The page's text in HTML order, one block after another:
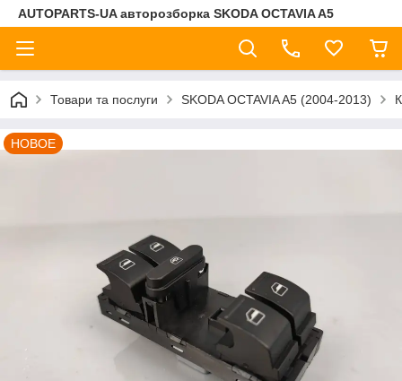
AUTOPARTS-UA авторозборка SKODA OCTAVIA A5
Товари та послуги SKODA OCTAVIA A5 (2004-2013)
НОВОЕ